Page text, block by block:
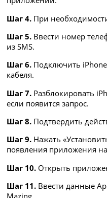
Шаг 4. При
Шаг 5. Ввести номер
из SMS.
Шаг 6. Подключить
кабеля.
Шаг 7. Разблокировать
если появится запрос.
Шаг 8. Подтвердить
Шаг 9. Нажать
появления приложения
Шаг 10. Открыть
Шаг 11. Ввести данные
Mazing.